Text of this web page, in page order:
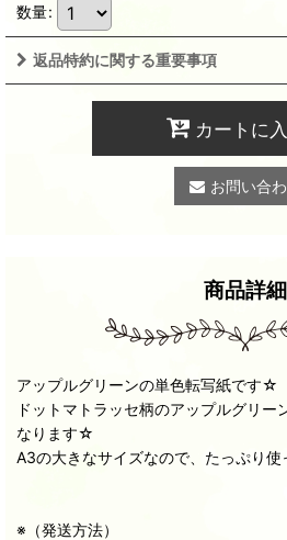
数量:
返品特約に関する重要事項
カートに
お問い合
商品詳細
アップルグリーンの単色転写紙です☆
ドットマトラッセ柄のアップルグリー
なります☆
A3の大きなサイズなので、たっぷり使
※（発送方法）